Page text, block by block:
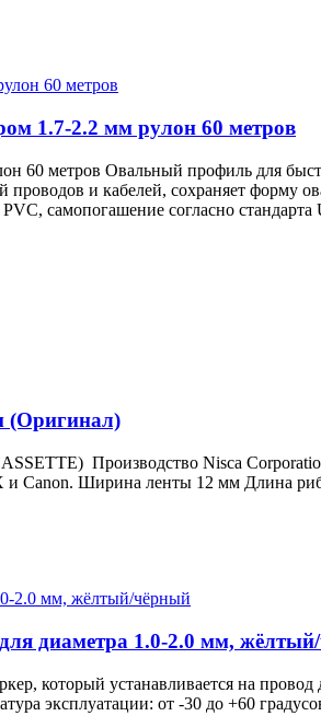
1.7-2.2 мм рулон 60 метров
60 метров Овальный профиль для
и кабелей, сохраняет форму
самопогашение согласно
(Оригинал)
Производство Nisca
и Canon. Ширина ленты 12 мм Длина
диаметра 1.0-2.0 мм,
который устанавливается на
эксплуатации: от -30 до +60